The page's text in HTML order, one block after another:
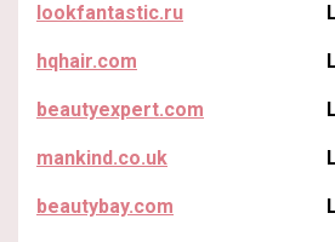
lookfantastic.ru
hqhair.com
beautyexpert.com
mankind.co.uk
beautybay.com